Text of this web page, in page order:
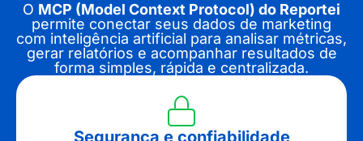
O MCP (Model Context Protocol) do Reportei
permite conectar seus dados de marketing
com inteligência artificial para analisar métricas,
gerar relatórios e acompanhar resultados de
forma simples, rápida e centralizada.
Segurança e confiabilidade